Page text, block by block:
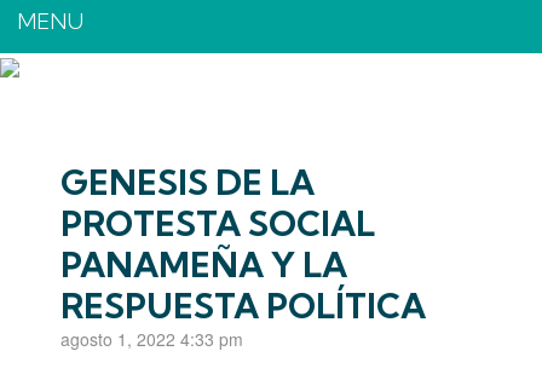
GENESIS DE LA
PROTESTA SOCIAL
PANAMEÑA Y LA
RESPUESTA POLÍTICA
agosto 1, 2022 4:33 pm